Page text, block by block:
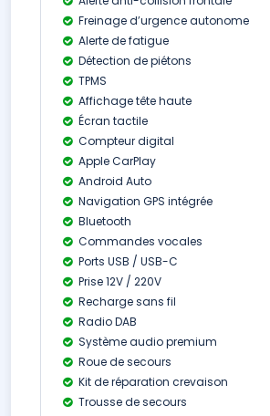
Freinage d’urgence autonome
Alerte de fatigue
Détection de piétons
TPMS
Affichage tête haute
Écran tactile
Compteur digital
Apple CarPlay
Android Auto
Navigation GPS intégrée
Bluetooth
Commandes vocales
Ports USB / USB-C
Prise 12V / 220V
Recharge sans fil
Radio DAB
Système audio premium
Roue de secours
Kit de réparation crevaison
Trousse de secours